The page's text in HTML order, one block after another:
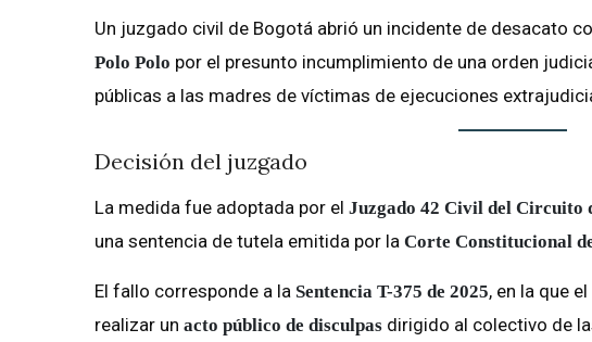
Un juzgado civil de Bogotá abrió un incidente de desacato
Polo Polo por el presunto incumplimiento de una orden
públicas a las madres de víctimas de ejecuciones
Decisión del juzgado
La medida fue adoptada por el Juzgado 42 Civil del Circuito
una sentencia de tutela emitida por la Corte Constitucional
El fallo corresponde a la Sentencia T-375 de 2025, en la que
realizar un acto público de disculpas dirigido al colectivo de